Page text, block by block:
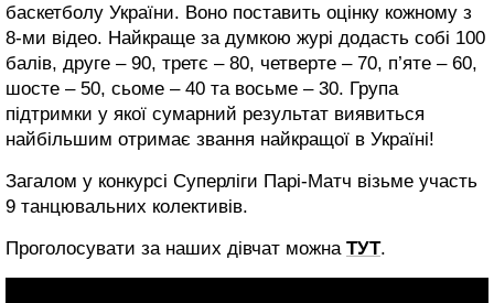
баскетболу України. Воно поставить оцінку кожному з
8-ми відео. Найкраще за думкою журі додасть собі 100
балів, друге – 90, третє – 80, четверте – 70, п’яте – 60,
шосте – 50, сьоме – 40 та восьме – 30. Група
підтримки у якої сумарний результат виявиться
найбільшим отримає звання найкращої в Україні!
Загалом у конкурсі Суперліги Парі-Матч візьме участь
9 танцювальних колективів.
Проголосувати за наших дівчат можна ТУТ.